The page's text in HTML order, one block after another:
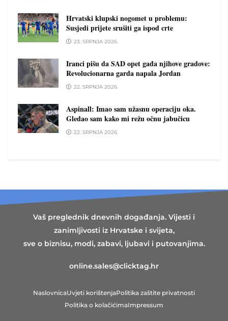
Hrvatski klupski nogomet u problemu:
Susjedi prijete srušiti ga ispod crte
23. SRPNJA 2026.
Iranci pišu da SAD opet gađa njihove gradove:
Revolucionarna garda napala Jordan
22. SRPNJA 2026.
Aspinall: Imao sam užasnu operaciju oka.
Gledao sam kako mi režu očnu jabučicu
22. SRPNJA 2026.
Vaš preglednik dnevnih događanja. Vijesti i
zanimljivosti iz Hrvatske i svijeta,
sve o biznisu, modi, zabavi, ljubavi i putovanjima.
online.sales@clicktag.hr
NaslovnicaUvjeti korištenjaPolitika zaštite privatnosti
Politika o kolačićimaImpressum